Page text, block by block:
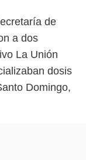
de
a dos
La Unión
dosis
Domingo,